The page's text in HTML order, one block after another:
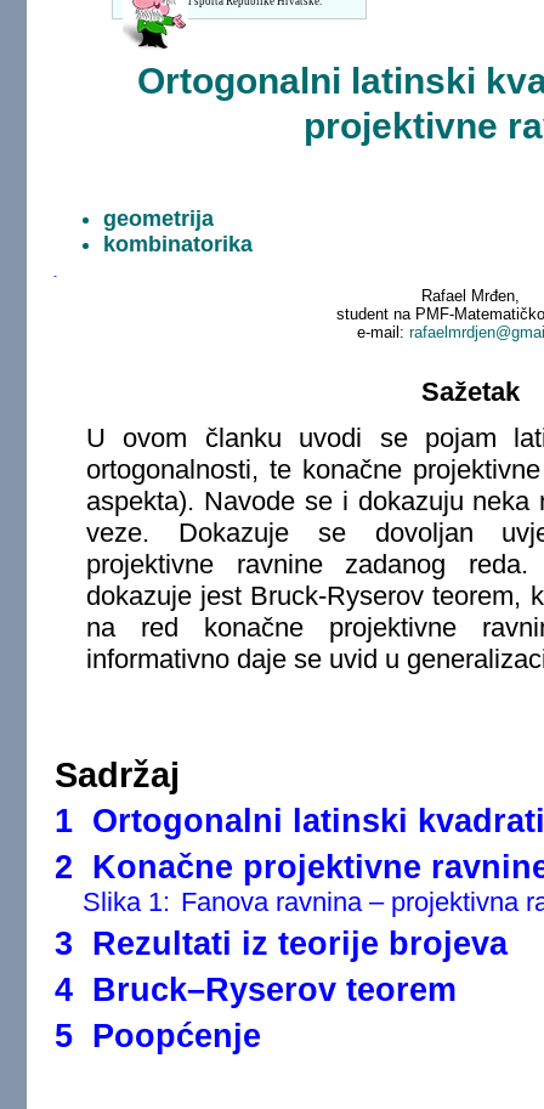
Ortogonalni latinski
projektivne
geometrija
kombinatorika
Rafael Mrđen,
student na PMF-
e-mail:
Sažetak
U ovom članku uvodi se pojam
ortogonalnosti, te konačne
aspekta). Navode se i dokazuju
veze. Dokazuje se dovoljan
projektivne ravnine zadanog
dokazuje jest Bruck-Ryserov teorem,
na red konačne projektivne
informativno daje se uvid u
Sadržaj
1 Ortogonalni latinski kvadrati
2 Konačne projektivne
Slika 1: Fanova ravnina – projektivna
3 Rezultati iz teorije brojeva
4 Bruck–Ryserov teorem
5 Poopćenje